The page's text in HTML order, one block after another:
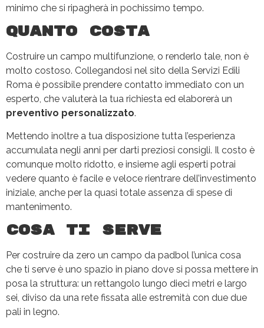
minimo che si ripagherà in pochissimo tempo.
Quanto costa
Costruire un campo multifunzione, o renderlo tale, non è
molto costoso. Collegandosi nel sito della Servizi Edili
Roma è possibile prendere contatto immediato con un
esperto, che valuterà la tua richiesta ed elaborerà un
preventivo personalizzato.
Mettendo inoltre a tua disposizione tutta l’esperienza
accumulata negli anni per darti preziosi consigli. Il costo è
comunque molto ridotto, e insieme agli esperti potrai
vedere quanto è facile e veloce rientrare dell’investimento
iniziale, anche per la quasi totale assenza di spese di
mantenimento.
Cosa ti serve
Per costruire da zero un campo da padbol l’unica cosa
che ti serve è uno spazio in piano dove si possa mettere in
posa la struttura: un rettangolo lungo dieci metri e largo
sei, diviso da una rete fissata alle estremità con due due
pali in legno.